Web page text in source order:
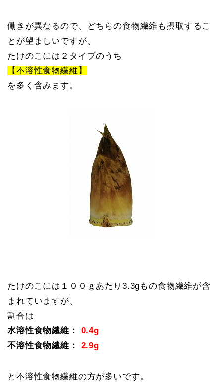
働きが異なるので、どちらの食物繊維も摂取するこ
とが望ましいですが、
たけのこには２タイプのうち
【不溶性食物繊維】
を多く含みます。
たけのこには１００ｇあたり3.3gもの食物繊維が含
まれていますが、
割合は
水溶性食物繊維：
0.4g
不溶性食物繊維：
2.9g
と不溶性食物繊維の方が多いです。